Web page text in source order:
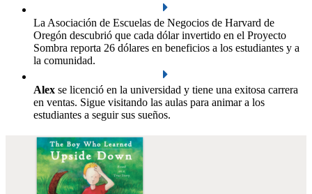
La Asociación de Escuelas de Negocios de Harvard de
Oregón descubrió que cada dólar invertido en el Proyecto
Sombra reporta 26 dólares en beneficios a los estudiantes y a
la comunidad.
Alex se licenció en la universidad y tiene una exitosa carrera
en ventas. Sigue visitando las aulas para animar a los
estudiantes a seguir sus sueños.